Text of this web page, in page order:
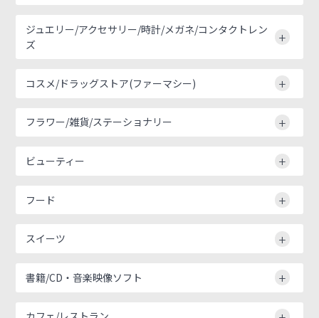
ジュエリー/アクセサリー/時計/メガネ/コンタクトレン
ズ
コスメ/ドラッグストア(ファーマシー)
フラワー/雑貨/ステーショナリー
ビューティー
フード
スイーツ
書籍/CD・音楽映像ソフト